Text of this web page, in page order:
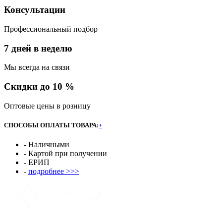
Консультации
Профессиональный подбор
7 дней в неделю
Мы всегда на связи
Скидки до 10 %
Оптовые цены в розницу
СПОСОБЫ ОПЛАТЫ ТОВАРА:+
- Наличными
- Картой при получении
- ЕРИП
- подробнее >>>